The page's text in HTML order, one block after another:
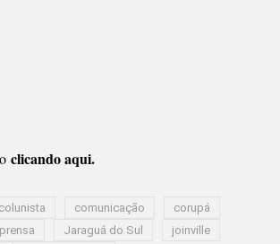
clicando aqui.
colunista comunicação
corupá
Jaraguá do Sul
joinville